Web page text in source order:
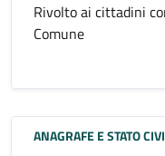
Rivolto ai cittadini
Comune
ANAGRAFE E STATO